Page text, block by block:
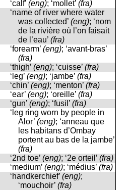
‘calf’ (eng); ‘mollet’ (fra)
‘name of river where water
was collected’ (eng); ‘nom
de la rivière où l’on faisait
de l’eau’ (fra)
‘forearm’ (eng); ‘avant-bras’
(fra)
‘thigh’ (eng); ‘cuisse’ (fra)
‘leg’ (eng); ‘jambe’ (fra)
‘chin’ (eng); ‘menton’ (fra)
‘ear’ (eng); ‘oreille’ (fra)
‘gun’ (eng); ‘fusil’ (fra)
‘leg ring worn by people in
Alor’ (eng); ‘anneau que
les habitans d’Ombay
portent au bas de la jambe’
(fra)
‘2nd toe’ (eng); ‘2e orteil’ (fra)
‘medium’ (eng); ‘médius’ (fra)
‘handkerchief’ (eng);
‘mouchoir’ (fra)